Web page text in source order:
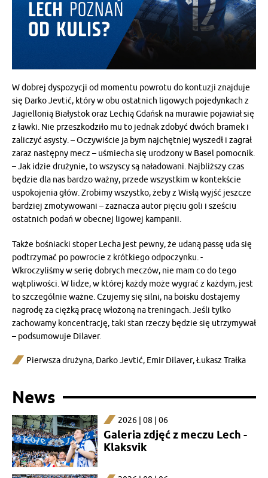
W dobrej dyspozycji od momentu powrotu do kontuzji znajduje
się Darko Jevtić, który w obu ostatnich ligowych pojedynkach z
Jagiellonią Białystok oraz Lechią Gdańsk na murawie pojawiał się
z ławki. Nie przeszkodziło mu to jednak zdobyć dwóch bramek i
zaliczyć asysty. – Oczywiście ja bym najchętniej wyszedł i zagrał
zaraz następny mecz – uśmiecha się urodzony w Basel pomocnik.
– Jak idzie drużynie, to wszyscy są naładowani. Najbliższy czas
będzie dla nas bardzo ważny, przede wszystkim w kontekście
uspokojenia głów. Zrobimy wszystko, żeby z Wisłą wyjść jeszcze
bardziej zmotywowani – zaznacza autor pięciu goli i sześciu
ostatnich podań w obecnej ligowej kampanii.
Także bośniacki stoper Lecha jest pewny, że udaną passę uda się
podtrzymać po powrocie z krótkiego odpoczynku. -
Wkroczyliśmy w serię dobrych meczów, nie mam co do tego
wątpliwości. W lidze, w której każdy może wygrać z każdym, jest
to szczególnie ważne. Czujemy się silni, na boisku dostajemy
nagrodę za ciężką pracę włożoną na treningach. Jeśli tylko
zachowamy koncentrację, taki stan rzeczy będzie się utrzymywał
– podsumowuje Dilaver.
Pierwsza drużyna, Darko Jevtić, Emir Dilaver,Łukasz Trałka
News
2026 | 08 | 06
Galeria zdjęć z meczu Lech -
Klaksvik